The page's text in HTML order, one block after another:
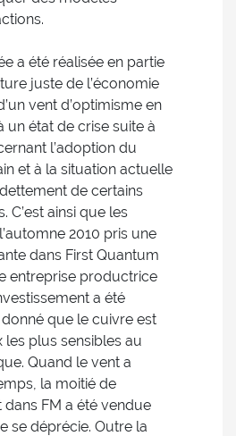
a été réalisée en partie
juste de l’économie
vent d’optimisme en
un état de crise suite à
l’adoption du
et à la situation actuelle
de certains
C’est ainsi que les
2010 pris une
dans First Quantum
entreprise productrice
a été
que le cuivre est
les plus sensibles au
Quand le vent a
la moitié de
dans FM a été vendue
se déprécie. Outre la